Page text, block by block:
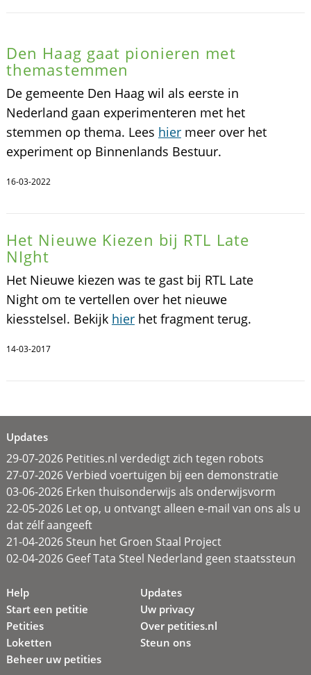
Den Haag gaat pionieren met
themastemmen
De gemeente Den Haag wil als eerste in
Nederland gaan experimenteren met het
stemmen op thema. Lees hiermeer over het
experiment op Binnenlands Bestuur.
16-03-2022
Het Nieuwe Kiezen bij RTL Late
NIght
Het Nieuwe kiezen was te gast bij RTL Late
Night om te vertellen over het nieuwe
kiesstelsel. Bekijk hierhet fragment terug.
14-03-2017
Updates
29-07-2026 Petities.nl verdedigt zich tegen robots
27-07-2026 Verbied voertuigen bij een demonstratie
03-06-2026 Erken thuisonderwijs als onderwijsvorm
22-05-2026 Let op, u ontvangt alleen e-mail van ons als u
dat zélf aangeeft
21-04-2026 Steun het Groen Staal Project
02-04-2026 Geef Tata Steel Nederland geen staatssteun
Help
Start een petitie
Petities
Loketten
Beheer uw petities
Updates
Uw privacy
Over petities.nl
Steun ons